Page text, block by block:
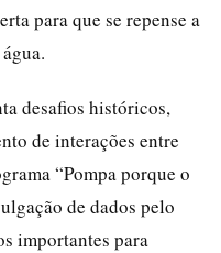
para que se repense a
desafios históricos,
de interações entre
“Pompa porque o
de dados pelo
importantes para